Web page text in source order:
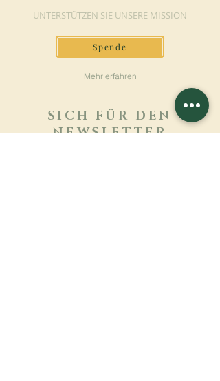
UNTERSTÜTZEN SIE UNSERE MISSION
Spende
Mehr erfahren
SICH FÜR DEN
NEWSLETTER